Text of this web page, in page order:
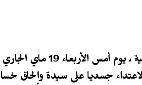
أوقفت العناصر
جسديا على سيدة وإلحاق